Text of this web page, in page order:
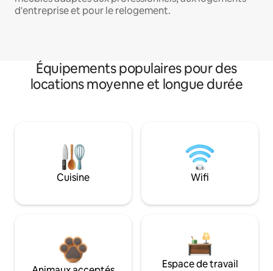
d'entreprise et pour le relogement.
Équipements populaires pour des
locations moyenne et longue durée
Cuisine Wifi
Espace de travail